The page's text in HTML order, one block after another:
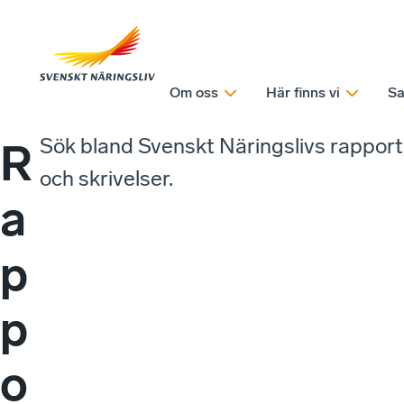
Om oss Här finns vi
R
a
p
p
o
Sök bland Svenskt Näringslivs
och skrivelser.